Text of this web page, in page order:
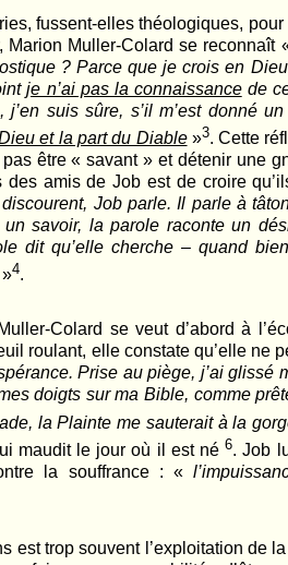
fussent-elles théologiques,
Marion Muller-Colard se reconnaît
? Parce que je crois en
je n’ai pas la connaissancede
suis sûre, s’il m’est donné
et la part du Diable»3. Cette
être « savant » et détenir une
amis de Job est de croire
Job parle. Il parle à
savoir, la parole raconte un
dit qu’elle cherche – quand
4.
Colard se veut d’abord à
roulant, elle constate qu’elle ne
Prise au piège, j’ai glissé
doigts sur ma Bible, comme
la Plainte me sauterait à la
maudit le jour où il est né6. Job
la souffrance : «
est trop souvent l’exploitation de